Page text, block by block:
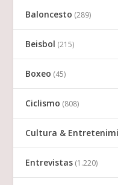
Baloncesto (289)
Beisbol (215)
Boxeo (45)
Ciclismo (808)
Cultura &
Entrevistas (1.220)